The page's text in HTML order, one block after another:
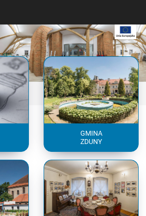
Next
GMINA
ZDUNY